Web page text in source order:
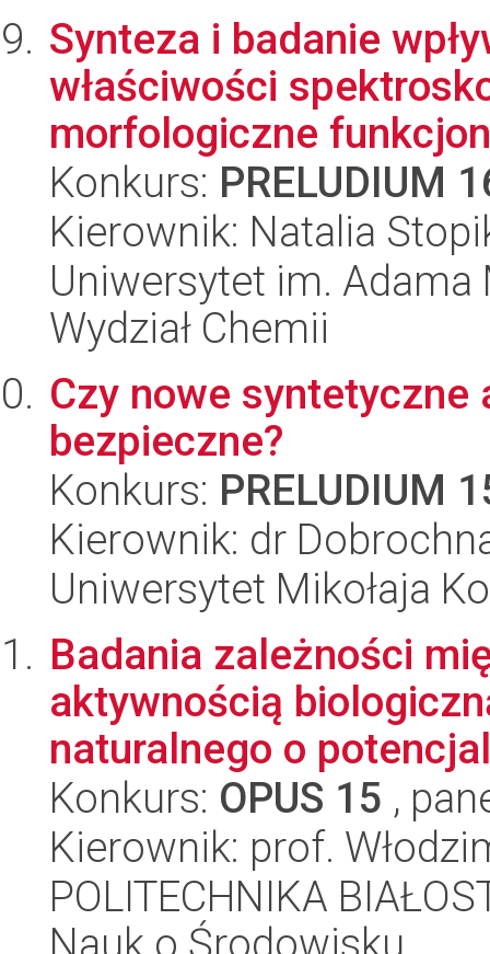
Synteza i badanie
właściwości
morfologiczne
Konkurs: PRELUDIUM
Kierownik: Natalia
Uniwersytet im.
Wydział Chemii
Czy nowe
bezpieczne?
Konkurs: PRELUDIUM
Kierownik: dr
Uniwersytet Mikołaja
Badania zależności
aktywnością
naturalnego o
Konkurs: OPUS 15 ,
Kierownik: prof.
POLITECHNIKA
Nauk o Środowisku